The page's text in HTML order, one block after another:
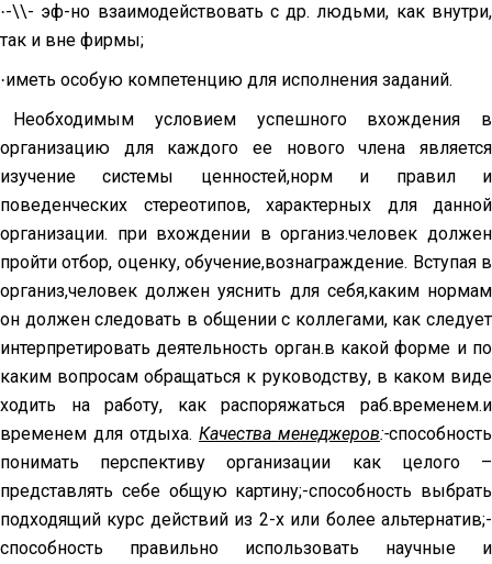
·-\\- эф-но взаимодействовать с др. людьми, как внутри,
так и вне фирмы;
·иметь особую компетенцию для исполнения заданий.
Необходимым условием успешного вхождения в
организацию для каждого ее нового члена является
изучение системы ценностей,норм и правил и
поведенческих стереотипов, характерных для данной
организации. при вхождении в организ.человек должен
пройти отбор, оценку, обучение,вознаграждение. Вступая в
организ,человек должен уяснить для себя,каким нормам
он должен следовать в общении с коллегами, как следует
интерпретировать деятельность орган.в какой форме и по
каким вопросам обращаться к руководству, в каком виде
ходить на работу, как распоряжаться раб.временем.и
временем для отдыха. Качества менеджеров:-способность
понимать перспективу организации как целого –
представлять себе общую картину;-способность выбрать
подходящий курс действий из 2-х или более альтернатив;-
способность правильно использовать научные и